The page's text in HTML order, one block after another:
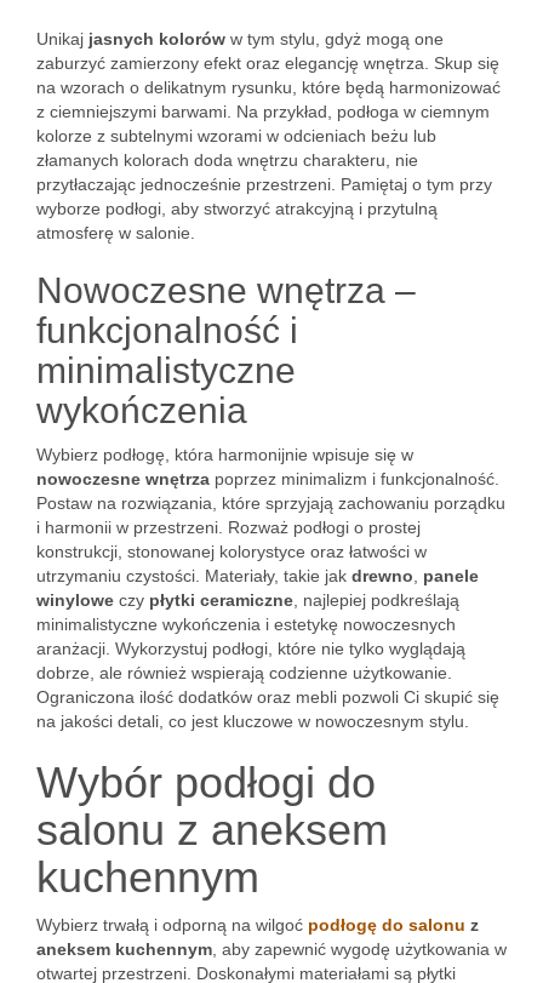
Unikaj jasnych kolorów w tym stylu, gdyż mogą one
zaburzyć zamierzony efekt oraz elegancję wnętrza. Skup się
na wzorach o delikatnym rysunku, które będą harmonizować
z ciemniejszymi barwami. Na przykład, podłoga w ciemnym
kolorze z subtelnymi wzorami w odcieniach beżu lub
złamanych kolorach doda wnętrzu charakteru, nie
przytłaczając jednocześnie przestrzeni. Pamiętaj o tym przy
wyborze podłogi, aby stworzyć atrakcyjną i przytulną
atmosferę w salonie.
Nowoczesne wnętrza –
funkcjonalność i
minimalistyczne
wykończenia
Wybierz podłogę, która harmonijnie wpisuje się w
nowoczesne wnętrza poprzez minimalizm i funkcjonalność.
Postaw na rozwiązania, które sprzyjają zachowaniu porządku
i harmonii w przestrzeni. Rozważ podłogi o prostej
konstrukcji, stonowanej kolorystyce oraz łatwości w
utrzymaniu czystości. Materiały, takie jak drewno
panele
winylowe czy płytki ceramiczne , najlepiej podkreślają
minimalistyczne wykończenia i estetykę nowoczesnych
aranżacji. Wykorzystuj podłogi, które nie tylko wyglądają
dobrze, ale również wspierają codzienne użytkowanie.
Ograniczona ilość dodatków oraz mebli pozwoli Ci skupić się
na jakości detali, co jest kluczowe w nowoczesnym stylu.
Wybór podłogi do
salonu z aneksem
kuchennym
Wybierz trwałą i odporną na wilgoć podłogę do salonu z
aneksem kuchennym , aby zapewnić wygodę użytkowania w
otwartej przestrzeni. Doskonałymi materiałami są płytki